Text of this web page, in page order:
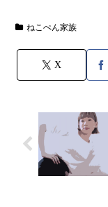
ねこぺん家族
X